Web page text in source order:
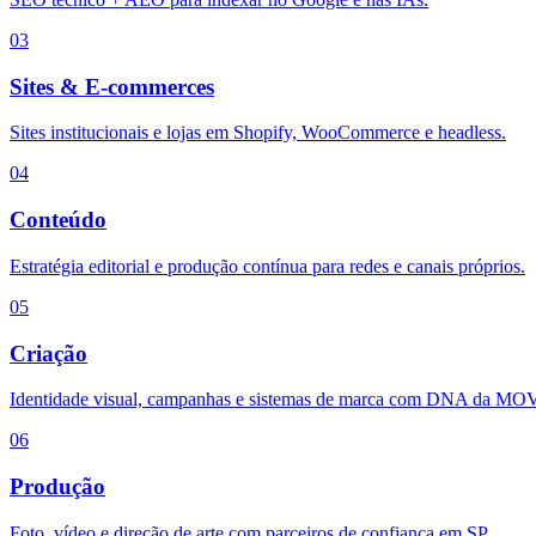
03
Sites & E-commerces
Sites institucionais e lojas em Shopify, WooCommerce e headless.
04
Conteúdo
Estratégia editorial e produção contínua para redes e canais próprios.
05
Criação
Identidade visual, campanhas e sistemas de marca com DNA da
06
Produção